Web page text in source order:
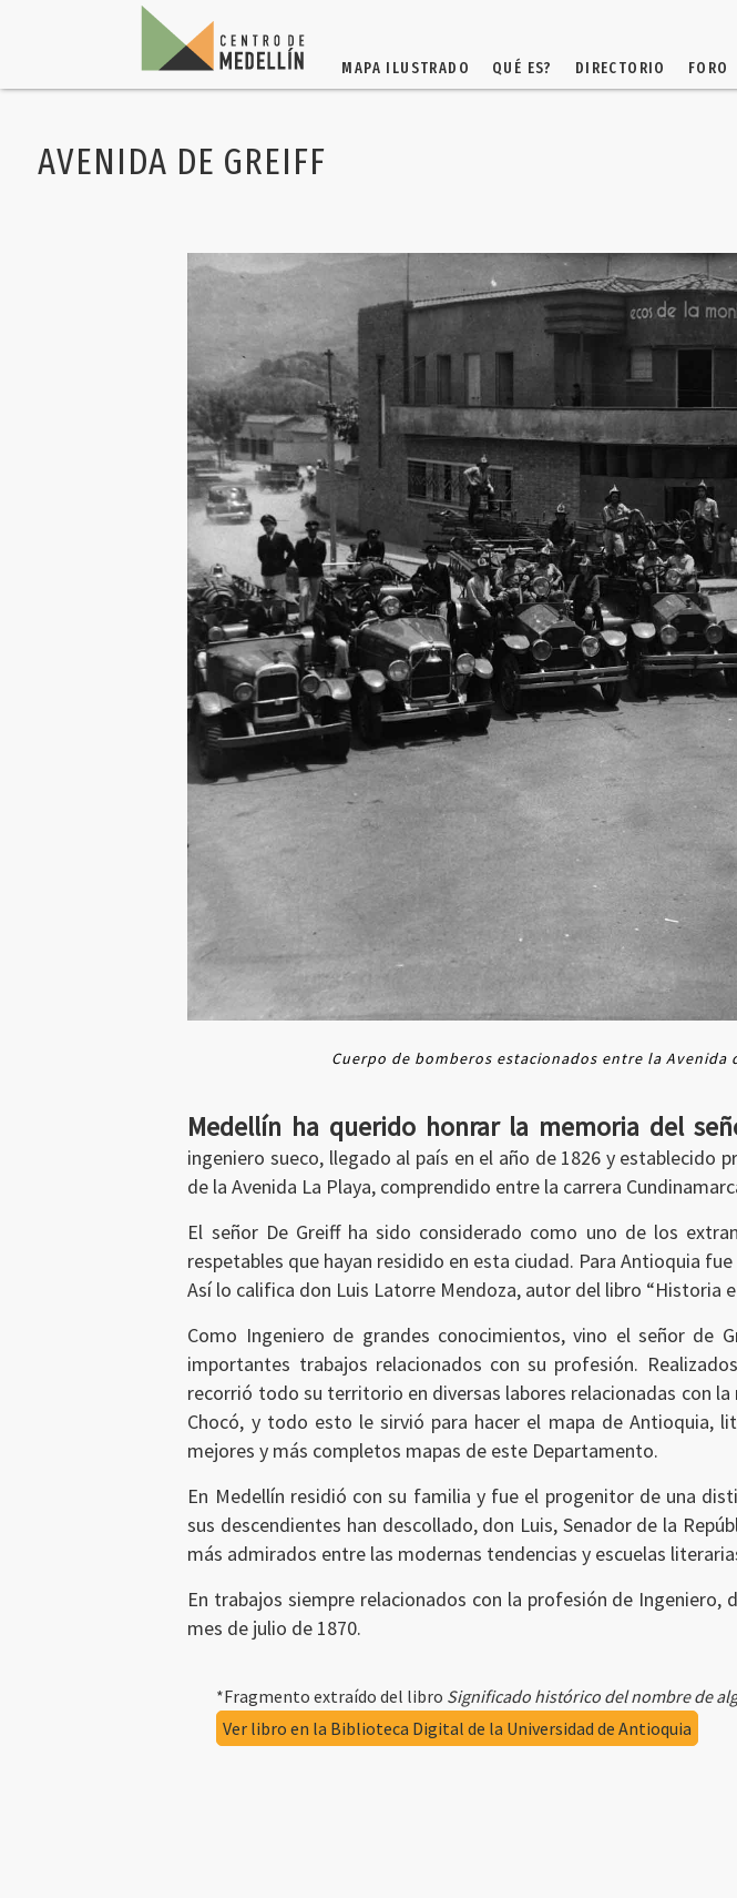
MAPA ILUSTRADO QUÉ ES? DIRECTORIO FORO
AVENIDA DE GREIFF
Cuerpo de bomberos estacionados entre la Avenida
Medellín ha querido honrar la memoria del
ingeniero sueco, llegado al país en el año de 1826 y
de la Avenida La Playa, comprendido entre la carrera
El señor De Greiff ha sido considerado como uno de los
respetables que hayan residido en esta ciudad. Para Antioquia
Así lo califica don Luis Latorre Mendoza, autor del libro “Historia
Como Ingeniero de grandes conocimientos, vino el señor de
importantes trabajos relacionados con su profesión.
recorrió todo su territorio en diversas labores relacionadas con
Chocó, y todo esto le sirvió para hacer el mapa de Antioquia,
mejores y más completos mapas de este Departamento.
En Medellín residió con su familia y fue el progenitor de una
sus descendientes han descollado, don Luis, Senador de la
más admirados entre las modernas tendencias y escuelas
En trabajos siempre relacionados con la profesión de
mes de julio de 1870.
*Fragmento extraído del libro Significado histórico del nombre de
Ver libro en la Biblioteca Digital de la Universidad de Antioquia